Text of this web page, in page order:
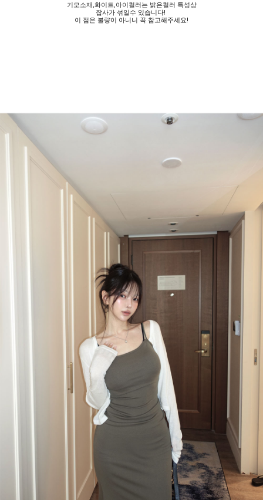
기모소재,화이트,아이컬러는 밝은컬러 특성상
잡사가 섞일수 있습니다!
이 점은 불량이 아니니 꼭 참고해주세요!